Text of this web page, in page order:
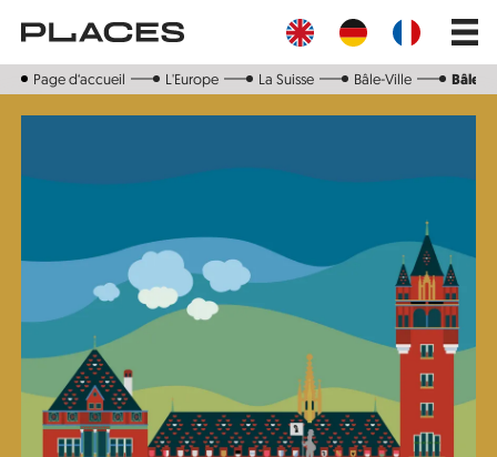
contenu
Main
Page d‘accueil L'Europe La Suisse Bâle-Ville Bâle